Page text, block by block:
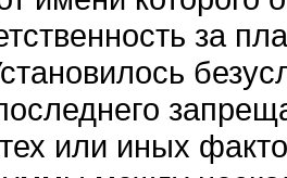
за
или иных